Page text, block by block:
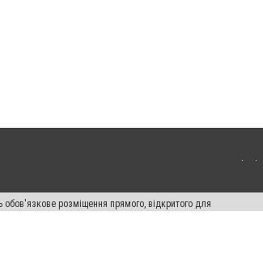
розміщення прямого, відкритого для